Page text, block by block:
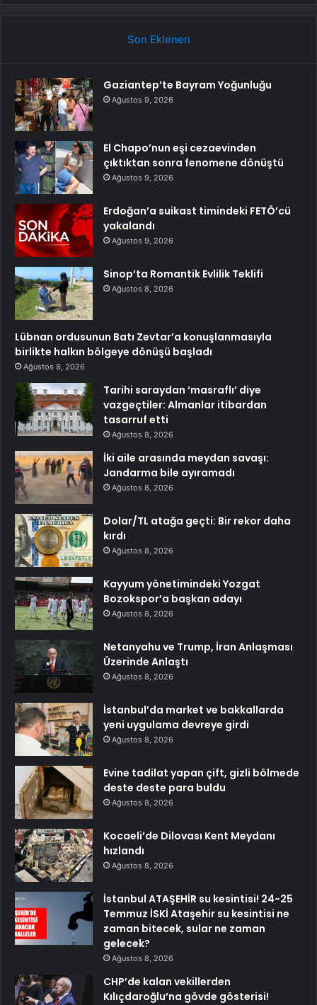
Son Eklenen
Gaziantep’te Bayram Yoğunluğu
Ağustos 9, 2026
El Chapo’nun eşi cezaevinden
çıktıktan sonra fenomene dönüştü
Ağustos 9, 2026
Erdoğan’a suikast timindeki FETÖ’cü
yakalandı
Ağustos 9, 2026
Sinop’ta Romantik Evlilik Teklifi
Ağustos 8, 2026
Lübnan ordusunun Batı Zevtar’a konuşlanmasıyla
birlikte halkın bölgeye dönüşü başladı
Ağustos 8, 2026
Tarihi saraydan ‘masraflı’ diye
vazgeçtiler: Almanlar itibardan
tasarruf etti
Ağustos 8, 2026
İki aile arasında meydan savaşı:
Jandarma bile ayıramadı
Ağustos 8, 2026
Dolar/TL atağa geçti: Bir rekor daha
kırdı
Ağustos 8, 2026
Kayyum yönetimindeki Yozgat
Bozokspor’a başkan adayı
Ağustos 8, 2026
Netanyahu ve Trump, İran Anlaşması
Üzerinde Anlaştı
Ağustos 8, 2026
İstanbul’da market ve bakkallarda
yeni uygulama devreye girdi
Ağustos 8, 2026
Evine tadilat yapan çift, gizli bölmede
deste deste para buldu
Ağustos 8, 2026
Kocaeli’de Dilovası Kent Meydanı
hızlandı
Ağustos 8, 2026
İstanbul ATAŞEHİR su kesintisi! 24-25
Temmuz İSKİ Ataşehir su kesintisi ne
zaman bitecek, sular ne zaman
gelecek?
Ağustos 8, 2026
CHP’de kalan vekillerden
Kılıçdaroğlu’na gövde gösterisi!